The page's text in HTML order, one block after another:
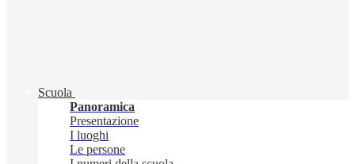
Scuola
Panoramica
Presentazione
I luoghi
Le persone